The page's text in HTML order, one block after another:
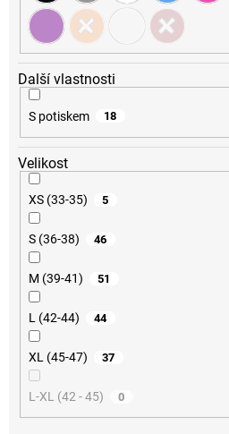
Velikost
XS (33-35) 5
S (36-38) 46
M (39-41) 51
L (42-44) 44
XL (45-47) 37
L-XL (42 - 45) 0
Další vlastnosti
S potiskem 18